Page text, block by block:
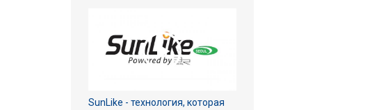
SunLike - технология, которая